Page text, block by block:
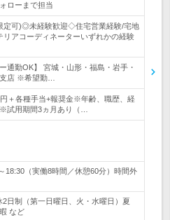
ローまで担当
可)◎未経験歓迎◇住宅営業経験/宅地
リアコーディネーターいずれかの経験
通勤OK】 宮城・山形・福島・岩手・
店 ※希望勤…
＋各種手当+報奨金※年齢、職歴、経
試用期間3ヵ月あり（…
18:30（実働8時間／休憩60分）時間外
日制（第一日曜日、火・水曜日）夏
など